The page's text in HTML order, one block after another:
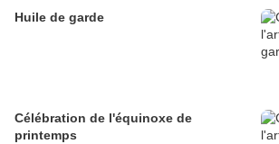
Huile de garde
Célébration de l'équinoxe de
printemps